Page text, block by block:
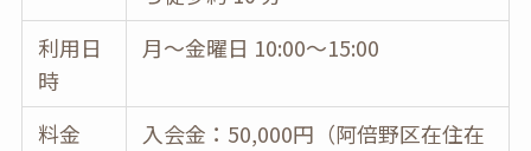
利用日
時
月～金曜日 10:00～15:00
料金 入会金：50,000円（阿倍野区在住在